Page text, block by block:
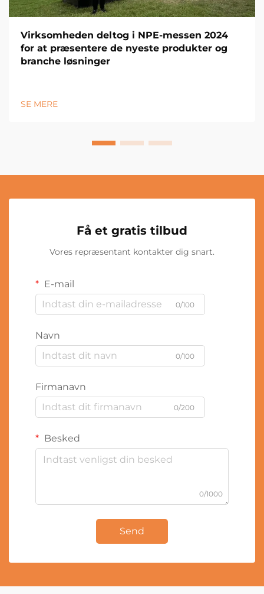
Virksomheden deltog i NPE-messen 2024
for at præsentere de nyeste produkter og
branche løsninger
SE MERE
Få et gratis tilbud
Vores repræsentant kontakter dig snart.
E-mail
0/100
Navn
0/100
Firmanavn
0/200
Besked
0/1000
Send